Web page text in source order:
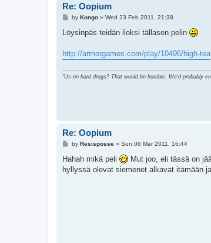
Re: Oopium
P
s
t
by Kongo» Wed 23 Feb 2011, 21:38
Löysinpäs teidän iloksi tällasen pelin
http://armorgames.com/play/10496/high-tea
"Us on hard drugs? That would be horrible. We'd probably
Re: Oopium
P
s
by Resisposse» Sun 06 Mar 2011, 16:44
Hahah mikä peli
Mut joo, eli tässä on
hyllyssä olevat siemenet alkavat itämään